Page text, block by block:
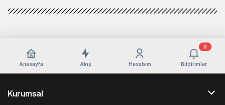
Anasayfa Akış Hesabım Bildirimler
0
Kurumsal